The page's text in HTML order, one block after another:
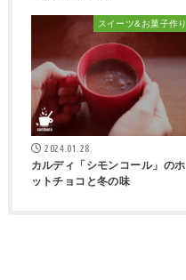
スイーツ&お菓子作り
2024.01.28
カルディ「シモンコール」のホ
ットチョコと冬の味